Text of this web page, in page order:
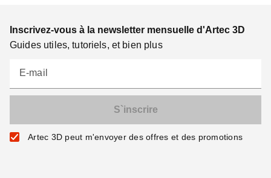
Inscrivez-vous à la newsletter mensuelle d'Artec 3D
Guides utiles, tutoriels, et bien plus
E-mail
Artec 3D peut m'envoyer des offres et des promotions